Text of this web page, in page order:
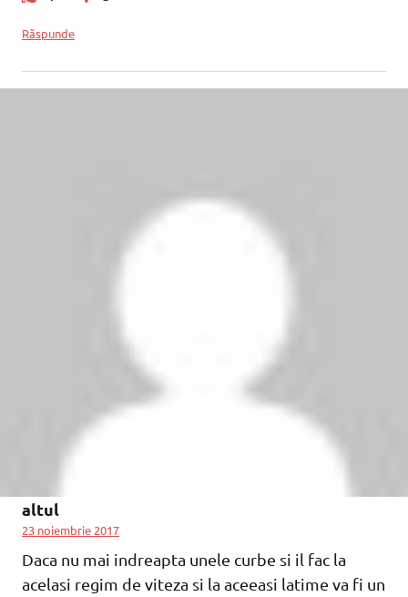
Răspunde
altul
23 noiembrie 2017
Daca nu mai indreapta unele curbe si il fac la
acelasi regim de viteza si la aceeasi latime va fi un